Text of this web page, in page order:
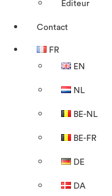
Éditeur
Contact
FR
EN
NL
BE-NL
BE-FR
DE
DA